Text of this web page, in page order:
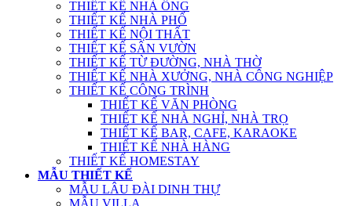
THIẾT KẾ NHÀ ỐNG
THIẾT KẾ NHÀ PHỐ
THIẾT KẾ NỘI THẤT
THIẾT KẾ SÂN VƯỜN
THIẾT KẾ TỪ ĐƯỜNG, NHÀ THỜ
THIẾT KẾ NHÀ XƯỞNG, NHÀ CÔNG NGHIỆP
THIẾT KẾ CÔNG TRÌNH
THIẾT KẾ VĂN PHÒNG
THIẾT KẾ NHÀ NGHỈ, NHÀ TRỌ
THIẾT KẾ BAR, CAFE, KARAOKE
THIẾT KẾ NHÀ HÀNG
THIẾT KẾ HOMESTAY
MẪU THIẾT KẾ
MẪU LÂU ĐÀI DINH THỰ
MẪU VILLA